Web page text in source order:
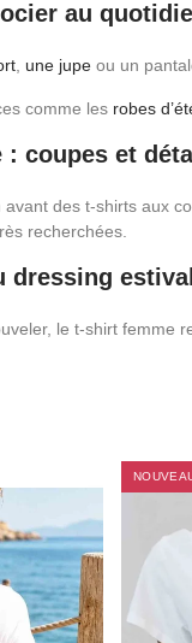
au
une jupe ou un
comme les robes
: coupes et
des t-shirts aux
recherchées.
dressing estival
le t-shirt femme